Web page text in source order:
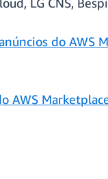
do AWS
AWS